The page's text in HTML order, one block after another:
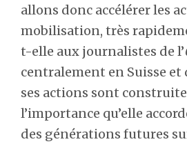
allons donc accélérer les
mobilisation, très
t-elle aux journalistes de l’
centralement en Suisse et
ses actions sont
l’importance qu’elle
des générations futures